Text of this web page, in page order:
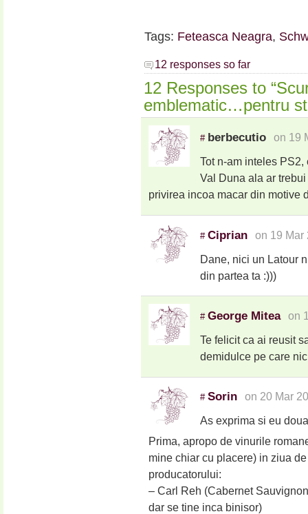
Tags: Feteasca Neagra,
12 responses so far
12 Responses to
emblematic…pentru
# berbecutio on 19
Tot n-am inteles
Val Duna ala ar
privirea incoa macar din motive
# Ciprian on 19 Mar
Dane, nici un Latour
din partea ta :)))
# George Mitea on
Te felicit ca ai reusit
demidulce pe care
# Sorin on 20 Mar
As exprima si eu
Prima, apropo de vinurile
mine chiar cu placere) in ziua
producatorului:
– Carl Reh (Cabernet
dar se tine inca binisor)